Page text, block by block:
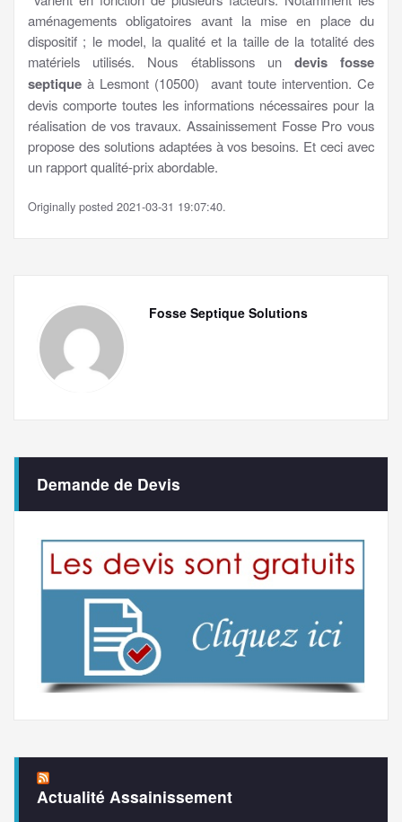
aménagements obligatoires avant la mise en place du
dispositif ; le model, la qualité et la taille de la totalité des
matériels utilisés. Nous établissons un devis fosse
septique à Lesmont (10500) avant toute intervention. Ce
devis comporte toutes les informations nécessaires pour la
réalisation de vos travaux. Assainissement Fosse Pro vous
propose des solutions adaptées à vos besoins. Et ceci avec
un rapport qualité-prix abordable.
Originally posted 2021-03-31 19:07:40.
Fosse Septique Solutions
Demande de Devis
Actualité Assainissement